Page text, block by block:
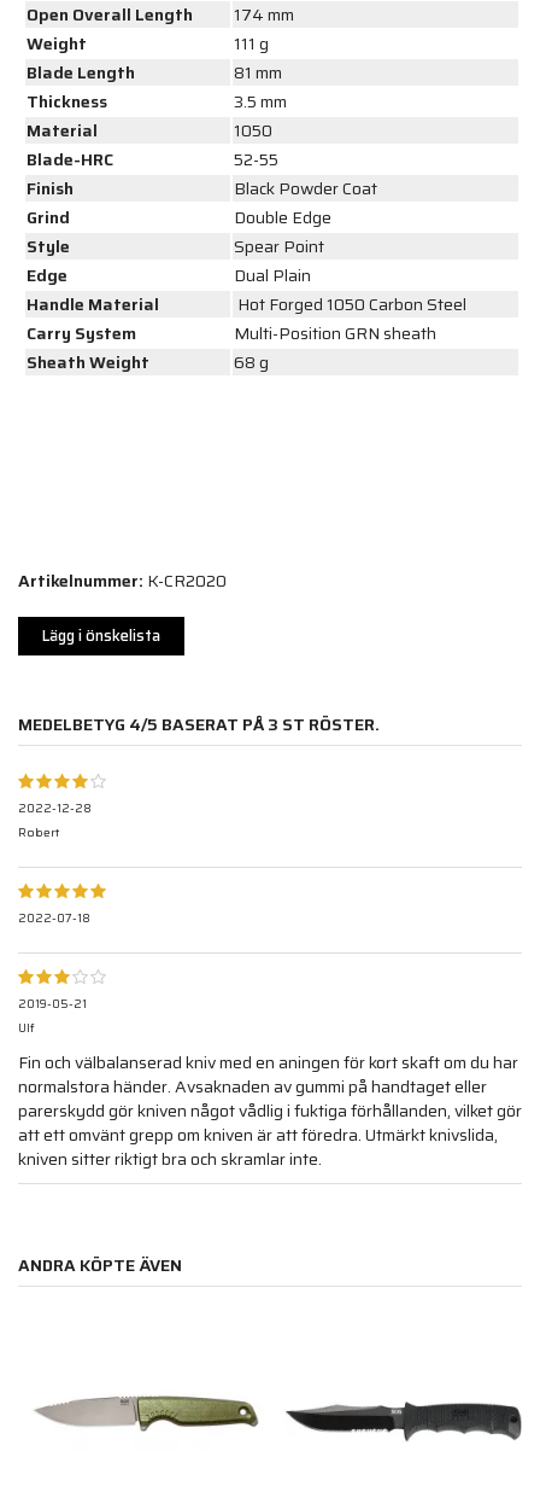
Open Overall Length
174 mm
Weight
111 g
Blade Length
81 mm
Thickness
3.5 mm
Material
1050
Blade-HRC
52-55
Finish
Black Powder Coat
Grind
Double Edge
Style
Spear Point
Edge
Dual Plain
Handle Material
Hot Forged 1050 Carbon Steel
Carry System
Multi-Position GRN sheath
Sheath Weight
68 g
Artikelnummer: K-CR2020
Lägg i önskelista
MEDELBETYG 4/5 BASERAT PÅ3 ST RÖSTER.
2022-12-28
Robert
2022-07-18
2019-05-21
Ulf
Fin och välbalanserad kniv med en aningen för kort skaft om du har
normalstora händer. Avsaknaden av gummi på handtaget eller
parerskydd gör kniven något vådlig i fuktiga förhållanden, vilket gör
att ett omvänt grepp om kniven är att föredra. Utmärkt knivslida,
kniven sitter riktigt bra och skramlar inte.
ANDRA KÖPTE ÄVEN